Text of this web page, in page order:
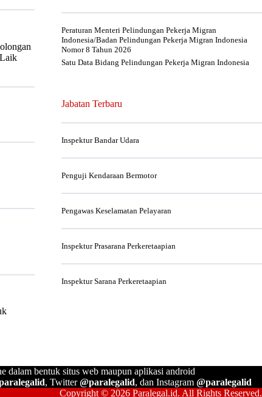
Peraturan Menteri Pelindungan Pekerja Migran
Indonesia/Badan Pelindungan Pekerja Migran Indonesia
Nomor 8 Tahun 2026
Satu Data Bidang Pelindungan Pekerja Migran Indonesia
Jabatan Terbaru
Inspektur Bandar Udara
Penguji Kendaraan Bermotor
Pengawas Keselamatan Pelayaran
Inspektur Prasarana Perkeretaapian
Inspektur Sarana Perkeretaapian
dalam bentuk situs web maupun aplikasi android
, Twitter@paralegalid, dan Instagram @paralegalid
Copyright © 2026 Paralegal.id. All Rights Reserved.